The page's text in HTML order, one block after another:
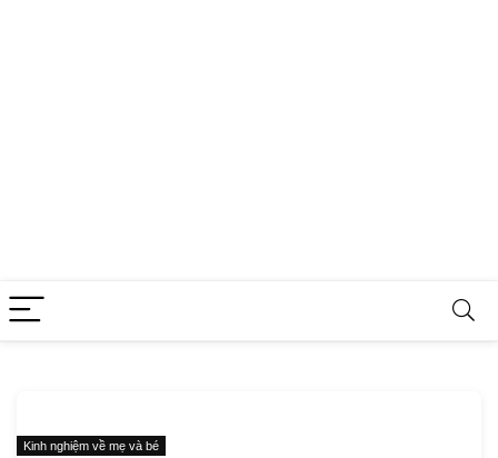
Kinh nghiệm về mẹ và bé